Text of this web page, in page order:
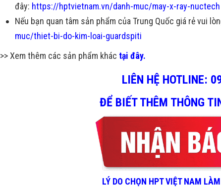
đây: https://hptvietnam.vn/danh-muc/may-x-ray-nuctech
Nếu bạn quan tâm sản phẩm của Trung Quốc giá rẻ vui
muc/thiet-bi-do-kim-loai-guardspiti
>> Xem thêm các sản phẩm khác tại đây.
LIÊN HỆ HOTLINE:
ĐỂ BIẾT THÊM THÔNG
LÝ DO CHỌN HPT VIỆT NAM